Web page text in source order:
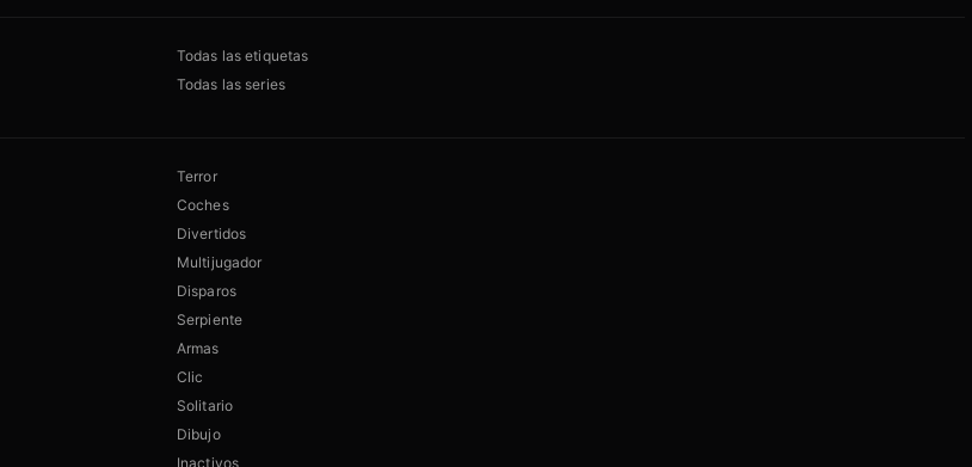
Todas las etiquetas
Todas las series
Terror
Coches
Divertidos
Multijugador
Disparos
Serpiente
Armas
Clic
Solitario
Dibujo
Inactivos